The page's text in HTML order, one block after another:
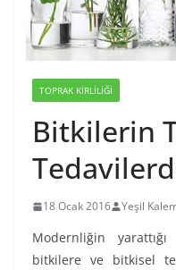
TOPRAK KIRLILIĞI
Bitkilerin
18 Ocak 2016 Yeşil
Modernliğin
bitkilere ve bitkisel